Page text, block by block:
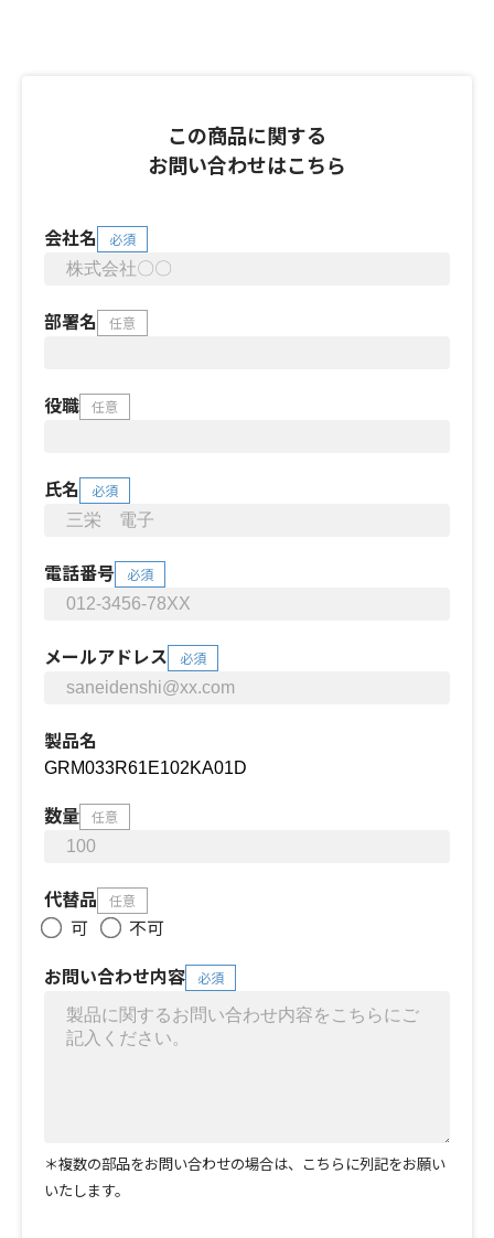
この商品に関する
お問い合わせはこちら
会社名 必須
部署名 任意
役職 任意
氏名 必須
電話番号 必須
メールアドレス 必須
製品名
数量 任意
代替品 任意
可
不可
お問い合わせ内容
必須
＊複数の部品をお問い合わせの場合は、こちらに列記をお願い
いたします。